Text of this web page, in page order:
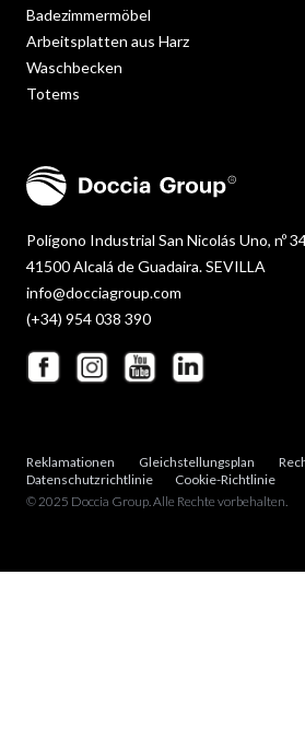
Polígono Industrial San Nicolás Uno, nº
41500 Alcalá de Guadaira. SEVILLA
info@docciagroup.com
(+34) 954 038 390
Badezimmermöbel
Arbeitsplatten aus Harz
Waschbecken
Totems
Reklamationen Gleichstellungsplan
Datenschutzrichtlinie
Cookie-Richtlinie
© 2025 Doccia Group. Alle Rechte vorbehalten.